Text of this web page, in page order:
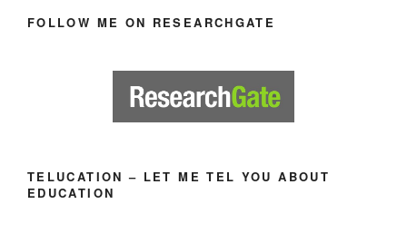
FOLLOW ME ON RESEARCHGATE
TELUCATION – LET ME TEL YOU ABOUT
EDUCATION